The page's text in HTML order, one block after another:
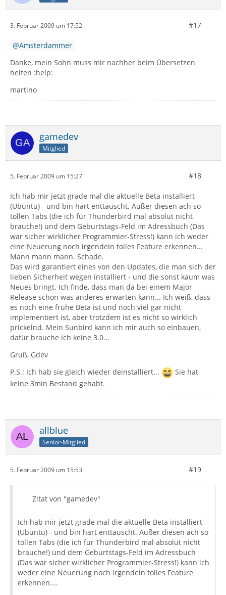
3. Februar 2009 um 17:52 #17
Amsterdammer
Danke, mein Sohn muss mir nachher beim Übersetzen
helfen :help:
martino
gamedev
Mitglied
5. Februar 2009 um 15:27 #18
Ich hab mir jetzt grade mal die aktuelle Beta installiert
(Ubuntu) - und bin hart enttäuscht. Außer diesen ach so
tollen Tabs (die ich für Thunderbird mal absolut nicht
brauche!) und dem Geburtstags-Feld im Adressbuch (Das
war sicher wirklicher Programmier-Stress!) kann ich weder
eine Neuerung noch irgendein tolles Feature erkennen...
Mann mann mann. Schade.
Das wird garantiert eines von den Updates, die man sich der
lieben Sicherheit wegen installiert - und die sonst kaum was
Neues bringt. Ich finde, dass man da bei einem Major
Release schon was anderes erwarten kann... Ich weiß, dass
es noch eine frühe Beta ist und noch viel gar nicht
implementiert ist, aber trotzdem ist es nicht so wirklich
prickelnd. Mein Sunbird kann ich mir auch so einbauen,
dafür brauche ich keine 3.0...
Gruß, Gdev
P.S.: Ich hab sie gleich wieder deinstalliert...
Sie hat
keine 3min Bestand gehabt.
allblue
Senior-Mitglied
5. Februar 2009 um 15:53 #19
Zitat von "gamedev"
Ich hab mir jetzt grade mal die aktuelle Beta installiert
(Ubuntu) - und bin hart enttäuscht. Außer diesen ach so
tollen Tabs (die ich für Thunderbird mal absolut nicht
brauche!) und dem Geburtstags-Feld im Adressbuch
(Das war sicher wirklicher Programmier-Stress!) kann ich
weder eine Neuerung noch irgendein tolles Feature
erkennen....